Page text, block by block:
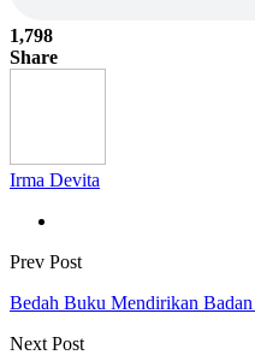
1,798
Share
Irma Devita
Prev Post
Bedah Buku Mendirikan Badan
Next Post